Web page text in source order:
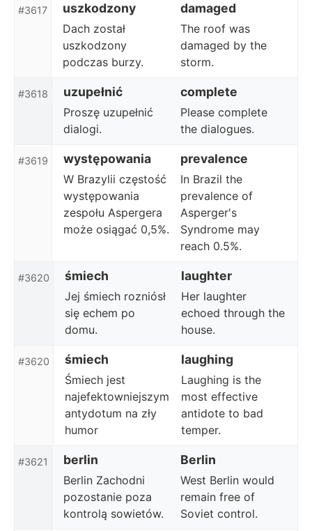
#3617 uszkodzony damaged
Dach został
uszkodzony
podczas burzy.
The roof was
damaged by the
storm.
#3618 uzupełnić complete
Proszę uzupełnić
dialogi.
Please complete
the dialogues.
#3619 występowania prevalence
W Brazylii częstość
występowania
zespołu Aspergera
może osiągać 0,5%.
In Brazil the
prevalence of
Asperger's
Syndrome may
reach 0.5%.
#3620 śmiech laughter
Jej śmiech rozniósł
się echem po
domu.
Her laughter
echoed through the
house.
#3620 śmiech laughing
Śmiech jest
najefektowniejszym
antydotum na zły
humor
Laughing is the
most effective
antidote to bad
temper.
#3621 berlin Berlin
Berlin Zachodni
pozostanie poza
kontrolą sowietów.
West Berlin would
remain free of
Soviet control.